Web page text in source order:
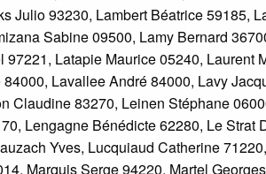
Julio 93230, Lambert Béatrice 59185,
Sabine 09500, Lamy Bernard
97221, Latapie Maurice 05240, Laurent
Lavallee André 84000, Lavy
Claudine 83270, Leinen Stéphane
Lengagne Bénédicte 62280, Le Strat
Yves, Lucquiaud Catherine
Marquis Serge 94220, Martel